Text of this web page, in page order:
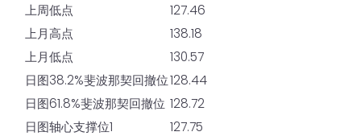
上周低点
127.46
上月高点
138.18
上月低点
130.57
日图38.2%斐波那契回撤位128.44
日图61.8%斐波那契回撤位 128.72
日图轴心支撑位1
127.75